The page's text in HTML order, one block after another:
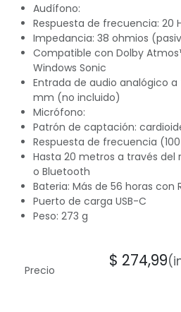
Audífono:
Respuesta de frecuencia: 20
Impedancia: 38 ohmios
Compatible con Dolby
Windows Sonic
Entrada de audio analógico
mm (no incluido)
Micrófono:
Patrón de captación:
Respuesta de frecuencia (100
Hasta 20 metros a través del
o Bluetooth
Bateria: Más de 56 horas con
Puerto de carga USB-C
Peso: 273 g
Precio $ 274,99